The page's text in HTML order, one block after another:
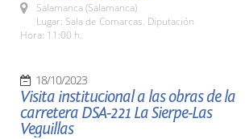
Salamanca (Salamanca)
Lugar: Sala de Comarcas. Diputación
Hora: 11:00 h.
18/10/2023
Visita institucional a las obras de la
carretera DSA-221 La Sierpe-Las
Veguillas